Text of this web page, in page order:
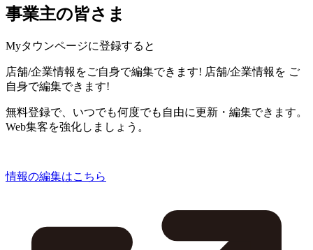
事業主の皆さま
Myタウンページに登録すると
店舗/企業情報をご自身で編集できます! 店舗/企業情報を ご
自身で編集できます!
無料登録で、いつでも何度でも自由に更新・編集できます。
Web集客を強化しましょう。
情報の編集はこちら